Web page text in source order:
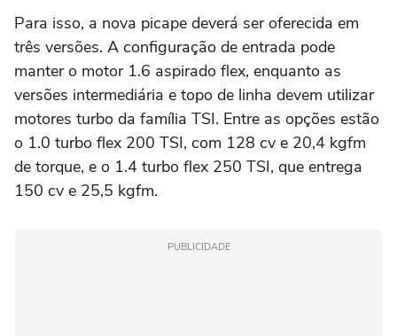
Para isso, a nova picape deverá ser oferecida em
três versões. A configuração de entrada pode
manter o motor 1.6 aspirado flex, enquanto as
versões intermediária e topo de linha devem utilizar
motores turbo da família TSI. Entre as opções estão
o 1.0 turbo flex 200 TSI, com 128 cv e 20,4 kgfm
de torque, e o 1.4 turbo flex 250 TSI, que entrega
150 cv e 25,5 kgfm.
PUBLICIDADE